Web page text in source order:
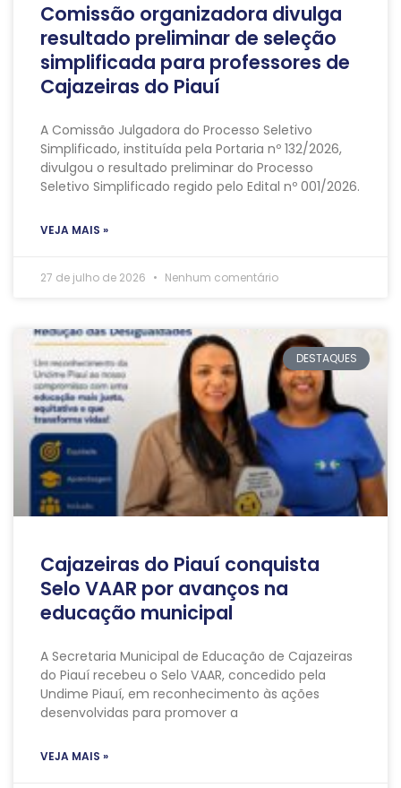
Comissão organizadora divulga
resultado preliminar de seleção
simplificada para professores de
Cajazeiras do Piauí
A Comissão Julgadora do Processo Seletivo
Simplificado, instituída pela Portaria nº 132/2026,
divulgou o resultado preliminar do Processo
Seletivo Simplificado regido pelo Edital nº 001/2026.
VEJA MAIS »
27 de julho de 2026 Nenhum comentário
DESTAQUES
Cajazeiras do Piauí conquista
Selo VAAR por avanços na
educação municipal
A Secretaria Municipal de Educação de Cajazeiras
do Piauí recebeu o Selo VAAR, concedido pela
Undime Piauí, em reconhecimento às ações
desenvolvidas para promover a
VEJA MAIS »